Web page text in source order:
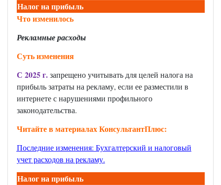
Налог на прибыль
Что изменилось
Рекламные расходы
Суть изменения
С 2025 г.запрещено учитывать для целей налога на
прибыль затраты на рекламу, если ее разместили в
интернете с нарушениями профильного
законодательства.
Читайте в материалах КонсультантПлюс:
Последние изменения: Бухгалтерский и налоговый
учет расходов на рекламу.
Налог на прибыль